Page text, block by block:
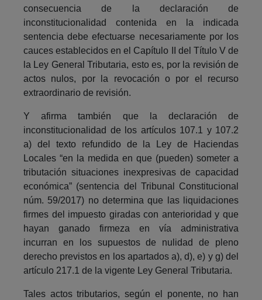
consecuencia de la declaración de
inconstitucionalidad contenida en la indicada
sentencia debe efectuarse necesariamente por los
cauces establecidos en el Capítulo II del Título V de
la Ley General Tributaria, esto es, por la revisión de
actos nulos, por la revocación o por el recurso
extraordinario de revisión.
Y afirma también que la declaración de
inconstitucionalidad de los artículos 107.1 y 107.2
a) del texto refundido de la Ley de Haciendas
Locales “en la medida en que (pueden) someter a
tributación situaciones inexpresivas de capacidad
económica” (sentencia del Tribunal Constitucional
núm. 59/2017) no determina que las liquidaciones
firmes del impuesto giradas con anterioridad y que
hayan ganado firmeza en vía administrativa
incurran en los supuestos de nulidad de pleno
derecho previstos en los apartados a), d), e) y g) del
artículo 217.1 de la vigente Ley General Tributaria.
Tales actos tributarios, según el ponente, no han